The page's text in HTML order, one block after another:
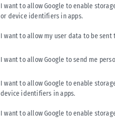
I want to allow Google to enable
or device identifiers in apps.
I want to allow my user data to be
I want to allow Google to send me
I want to allow Google to enable
device identifiers in apps.
I want to allow Google to enable